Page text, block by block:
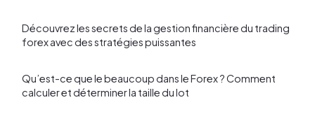
Découvrez les secrets de la gestion financière du trading
forex avec des stratégies puissantes
Qu’est-ce que le beaucoup dans le Forex ? Comment
calculer et déterminer la taille du lot